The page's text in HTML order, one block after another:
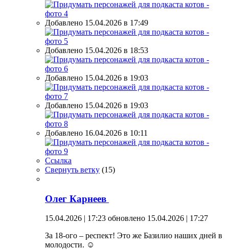
Добавлено 15.04.2026 в 17:49
Добавлено 15.04.2026 в 18:53
Добавлено 15.04.2026 в 19:03
Добавлено 15.04.2026 в 19:03
Добавлено 16.04.2026 в 10:11
Ссылка
Свернуть ветку (15)
Олег Карнеев
15.04.2026 | 17:23 обновлено 15.04.2026 | 17:27
За 18-ого – респект! Это же Базилио наших дней в
молодости. ☺